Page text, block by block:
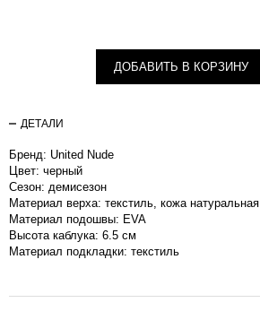
ДОБАВИТЬ В КОРЗИНУ
ДЕТАЛИ
Бренд: United Nude
Цвет: черный
Сезон: демисезон
Материал верха: текстиль, кожа натуральная
Материал подошвы: EVA
Высота каблука: 6.5 см
Материал подкладки: текстиль